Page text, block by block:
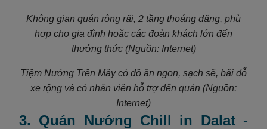
Không gian quán rộng rãi, 2 tầng thoáng đãng, phù
hợp cho gia đình hoặc các đoàn khách lớn đến
thưởng thức (Nguồn: Internet)
Tiệm Nướng Trên Mây có đồ ăn ngon, sạch sẽ, bãi đỗ
xe rộng và có nhân viên hỗ trợ đến quán (Nguồn:
Internet)
3. Quán Nướng Chill in Dalat -